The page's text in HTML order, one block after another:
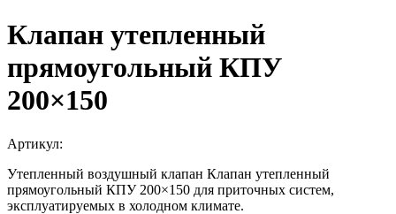
Клапан утепленный
прямоугольный КПУ
200×150
Артикул:
Утепленный воздушный клапан Клапан утепленный
прямоугольный КПУ 200×150 для приточных систем,
эксплуатируемых в холодном климате.